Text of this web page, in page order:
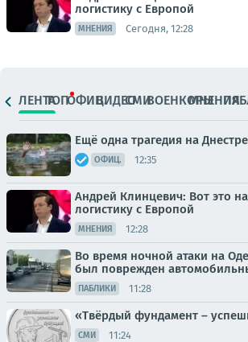
логистику с Европой
МНЕНИЯ Сегодня, 12:28
ЛЕНТАТОПОФИЦ.ВИДЕОСМИВОЕНКОРЫМНЕНИЯ
Ещё одна трагедия на Днестре
ОФИЦ. 12:35
Андрей Клинцевич: Вот это
логистику с Европой
МНЕНИЯ 12:28
Во время ночной атаки на
был поврежден
ПАБЛИКИ 11:28
«Твёрдый фундамент –
СМИ 11:24